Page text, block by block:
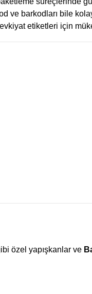
ve barkodları bile
etiketleri için
özel yapışkanlar ve